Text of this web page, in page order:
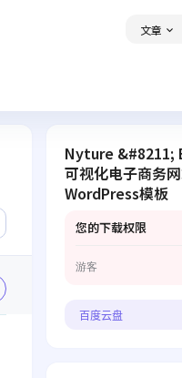
文章
Nyture &#8211;
可视化电子商务
WordPress模板
您的下载权限
游客
百度云盘